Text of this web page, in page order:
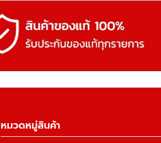
หมวดหมู่สินค้า